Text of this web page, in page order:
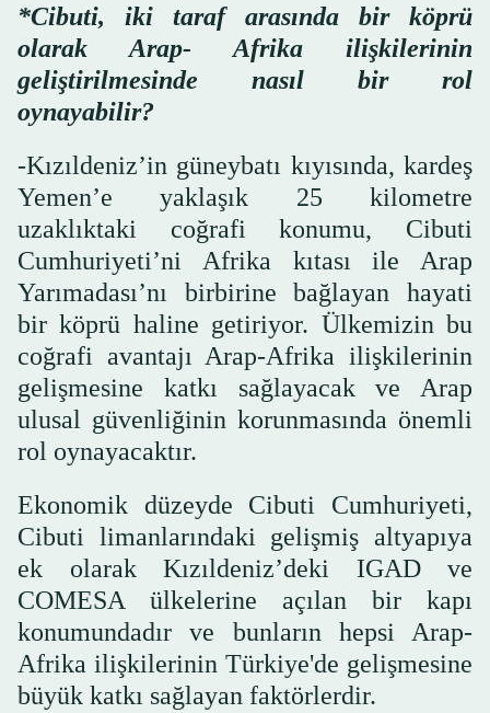
*Cibuti, iki taraf arasında bir köprü
olarak Arap- Afrika ilişkilerinin
geliştirilmesinde nasıl bir rol
oynayabilir?
-Kızıldeniz’in güneybatı kıyısında, kardeş
Yemen’e yaklaşık 25 kilometre
uzaklıktaki coğrafi konumu, Cibuti
Cumhuriyeti’ni Afrika kıtası ile Arap
Yarımadası’nı birbirine bağlayan hayati
bir köprü haline getiriyor. Ülkemizin bu
coğrafi avantajı Arap-Afrika ilişkilerinin
gelişmesine katkı sağlayacak ve Arap
ulusal güvenliğinin korunmasında önemli
rol oynayacaktır.
Ekonomik düzeyde Cibuti Cumhuriyeti,
Cibuti limanlarındaki gelişmiş altyapıya
ek olarak Kızıldeniz’deki IGAD ve
COMESA ülkelerine açılan bir kapı
konumundadır ve bunların hepsi Arap-
Afrika ilişkilerinin Türkiye'de gelişmesine
büyük katkı sağlayan faktörlerdir.